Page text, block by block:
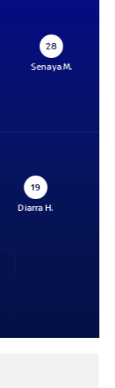
28
Senaya M.
19
Diarra H.